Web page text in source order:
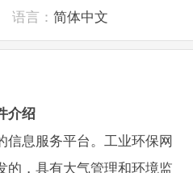
语言： 简体中文
介绍
息服务平台。工业环保网
的，具有大气管理和环境监